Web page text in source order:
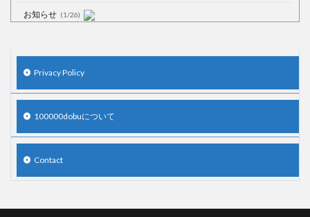
お知らせ (1/26)
【中国】処理水の問題化狙うも不発？ASEAN関連会合で賛同広がらず
(7/13)
【韓国】54.1％「IAEA報告書を信用しない」
Privacy Policy
100000dobuについて
Contact